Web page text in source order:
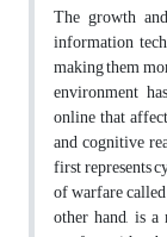
The growth
information
making them
environment
online that
and cognitive
first represents
of ​​warfare
other hand, is